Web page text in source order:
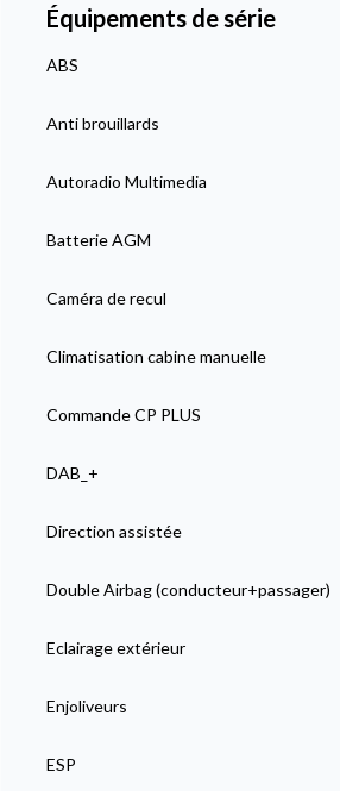
Équipements de série
ABS
Anti brouillards
Autoradio Multimedia
Batterie AGM
Caméra de recul
Climatisation cabine manuelle
Commande CP PLUS
DAB_+
Direction assistée
Double Airbag (conducteur+passager)
Eclairage extérieur
Enjoliveurs
ESP